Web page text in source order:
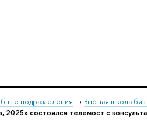
подразделения → Высшая школа
состоялся телемост с